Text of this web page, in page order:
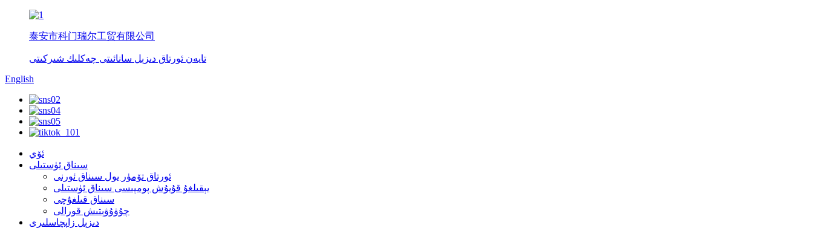
泰安市科门瑞尔工贸有限公司
تايەن ئورتاق دىزېل سانائىتى چەكلىك شىركىتى
English
ئۆي
سىناق ئۈستىلى
ئورتاق تۆمۈر يول سىناق ئورنى
يېقىلغۇ قۇيۇش پومپىسى سىناق ئۈستىلى
سىناق قىلغۇچى
چۇۋۇۋېتىش قورالى
دىزېل زاپچاسلىرى